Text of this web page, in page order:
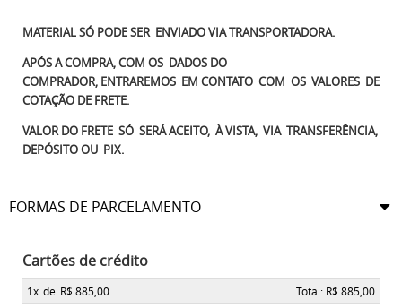
MATERIAL SÓ PODE SER ENVIADO VIA TRANSPORTADORA.
APÓS A COMPRA, COM OS DADOS DO
COMPRADOR, ENTRAREMOS EM CONTATO COM OS VALORES DE
COTAÇÃO DE FRETE.
VALOR DO FRETE SÓ SERÁ ACEITO, À VISTA, VIA TRANSFERÊNCIA,
DEPÓSITO OU PIX.
FORMAS DE PARCELAMENTO
Cartões de crédito
1x de R$ 885,00
Total: R$ 885,00